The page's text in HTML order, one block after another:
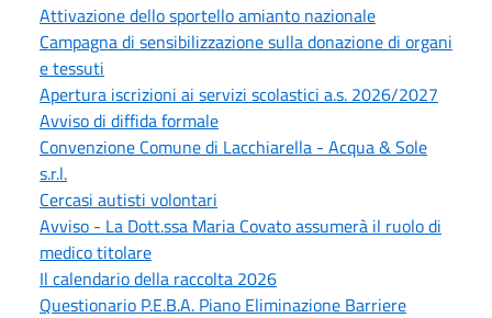
Attivazione dello sportello amianto nazionale
Campagna di sensibilizzazione sulla donazione di organi
e tessuti
Apertura iscrizioni ai servizi scolastici a.s. 2026/2027
Avviso di diffida formale
Convenzione Comune di Lacchiarella - Acqua & Sole
s.r.l.
Cercasi autisti volontari
Avviso - La Dott.ssa Maria Covato assumerà il ruolo di
medico titolare
Il calendario della raccolta 2026
Questionario P.E.B.A. Piano Eliminazione Barriere